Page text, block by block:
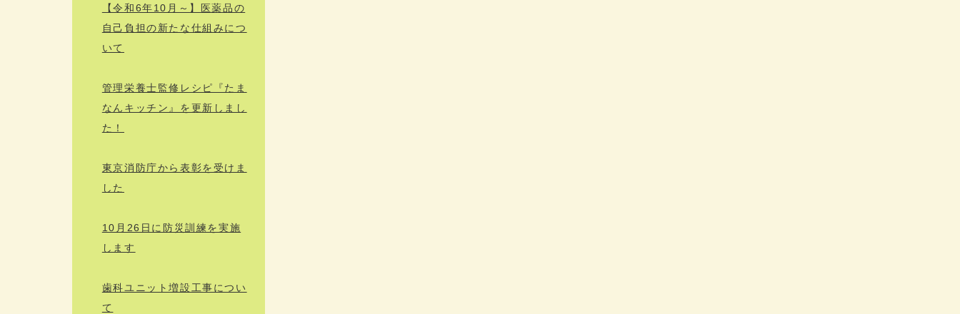
【令和6年10月～】医薬品の
自己負担の新たな仕組みにつ
いて
管理栄養士監修レシピ『たま
なんキッチン』を更新しまし
た！
東京消防庁から表彰を受けま
した
10月26日に防災訓練を実施
します
歯科ユニット増設工事につい
て